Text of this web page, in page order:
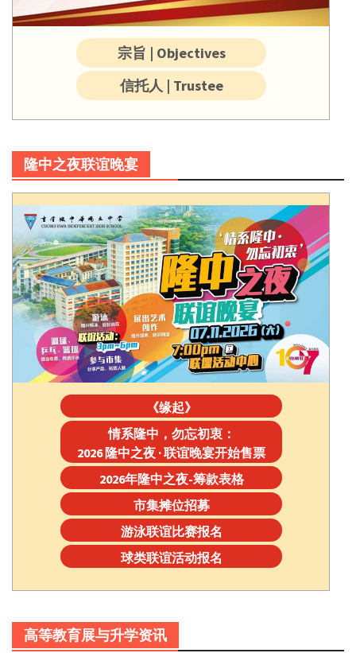
宗旨 | Objectives
信托人 | Trustee
隆中之夜联谊晚宴
《缘起》
情系隆中，勿忘初衷：
2026 隆中之夜 · 联谊晚宴开始售票
2026年隆中之夜-筹款表格
市集摊位招募
游泳联谊比赛报名
球类联谊活动报名
高等教育展与升学资讯